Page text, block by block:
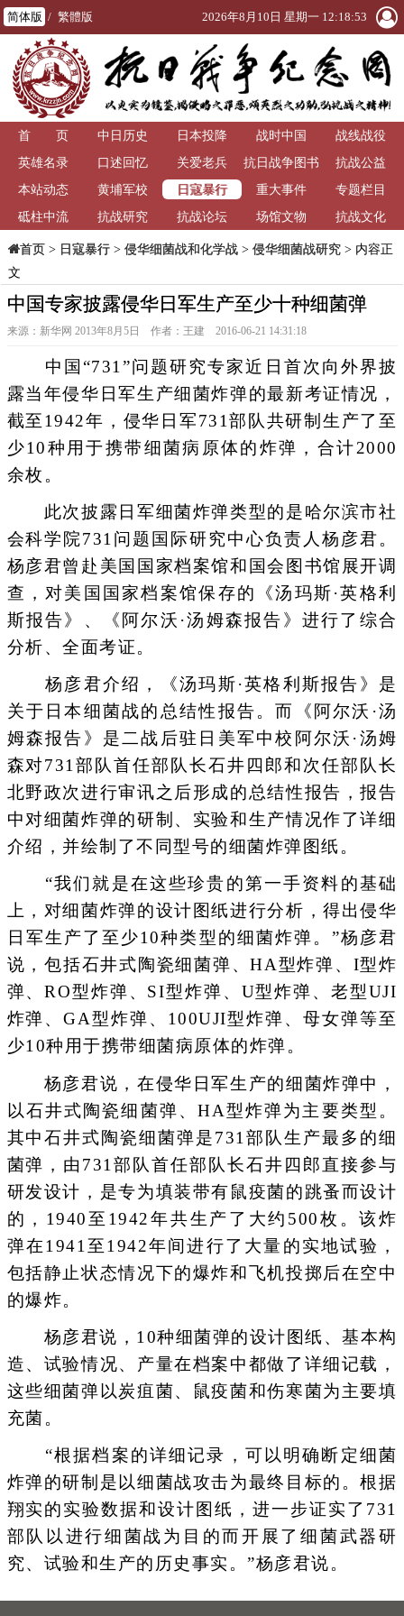
简体版 / 繁體版 2026年8月10日 星期一 12:18:54
首 页 中日历史 日本投降 战时中国
战线战役
英雄名录
口述回忆 关爱老兵
抗日战争图书
馆
抗战公益
本站动态
黄埔军校 日寇暴行 重大事件
专题栏目
砥柱中流
抗战研究 抗战论坛 场馆文物 抗战文化
首页> 日寇暴行> 侵华细菌战和化学战> 侵华细菌战研究> 内容正
文
中国专家披露侵华日军生产至少十种细菌弹
来源：新华网 2013年8月5日 作者：王建 2016-06-21 14:31:18
中国“731”问题研究专家近日首次向外界披
露当年侵华日军生产细菌炸弹的最新考证情况，
截至1942年，侵华日军731部队共研制生产了至
少10种用于携带细菌病原体的炸弹，合计2000
余枚。
此次披露日军细菌炸弹类型的是哈尔滨市社
会科学院731问题国际研究中心负责人杨彦君。
杨彦君曾赴美国国家档案馆和国会图书馆展开调
查，对美国国家档案馆保存的《汤玛斯·英格利
斯报告》、《阿尔沃·汤姆森报告》进行了综合
分析、全面考证。
杨彦君介绍，《汤玛斯·英格利斯报告》是
关于日本细菌战的总结性报告。而《阿尔沃·汤
姆森报告》是二战后驻日美军中校阿尔沃·汤姆
森对731部队首任部队长石井四郎和次任部队长
北野政次进行审讯之后形成的总结性报告，报告
中对细菌炸弹的研制、实验和生产情况作了详细
介绍，并绘制了不同型号的细菌炸弹图纸。
“我们就是在这些珍贵的第一手资料的基础
上，对细菌炸弹的设计图纸进行分析，得出侵华
日军生产了至少10种类型的细菌炸弹。”杨彦君
说，包括石井式陶瓷细菌弹、HA型炸弹、I型炸
弹、RO型炸弹、SI型炸弹、U型炸弹、老型UJI
炸弹、GA型炸弹、100UJI型炸弹、母女弹等至
少10种用于携带细菌病原体的炸弹。
杨彦君说，在侵华日军生产的细菌炸弹中，
以石井式陶瓷细菌弹、HA型炸弹为主要类型。
其中石井式陶瓷细菌弹是731部队生产最多的细
菌弹，由731部队首任部队长石井四郎直接参与
研发设计，是专为填装带有鼠疫菌的跳蚤而设计
的，1940至1942年共生产了大约500枚。该炸
弹在1941至1942年间进行了大量的实地试验，
包括静止状态情况下的爆炸和飞机投掷后在空中
的爆炸。
杨彦君说，10种细菌弹的设计图纸、基本构
造、试验情况、产量在档案中都做了详细记载，
这些细菌弹以炭疽菌、鼠疫菌和伤寒菌为主要填
充菌。
“根据档案的详细记录，可以明确断定细菌
炸弹的研制是以细菌战攻击为最终目标的。根据
翔实的实验数据和设计图纸，进一步证实了731
部队以进行细菌战为目的而开展了细菌武器研
究、试验和生产的历史事实。”杨彦君说。